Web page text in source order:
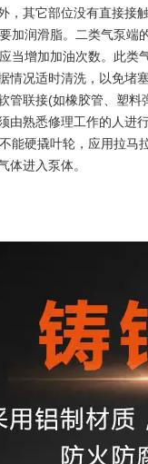
，其它部位没有直接接
加润滑脂。二类气泵
当增加加油次数。此类
情况适时清洗，以免堵塞
管联接(如橡胶管、塑料
由熟悉修理工作的人进
能硬撬叶轮，应用拉马
体进入泵体。